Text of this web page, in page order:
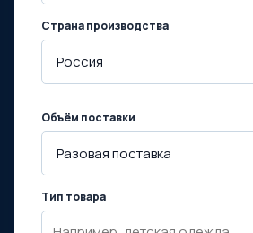
Страна производства
Объём поставки
Тип товара